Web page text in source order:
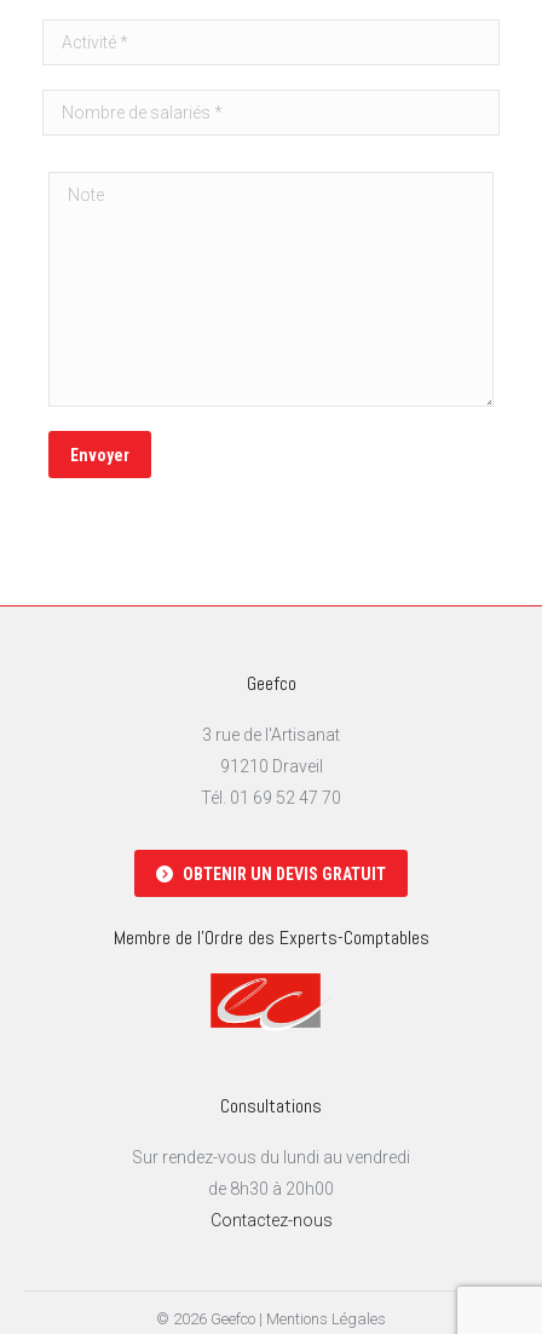
Veuillez laisser ce champ vide.
Geefco
3 rue de l'Artisanat
91210 Draveil
Tél. 01 69 52 47 70
OBTENIR UN DEVIS GRATUIT
Membre de l'Ordre des Experts-Comptables
Consultations
Sur rendez-vous du lundi au vendredi
de 8h30 à 20h00
Contactez-nous
© 2026 Geefco | Mentions Légales